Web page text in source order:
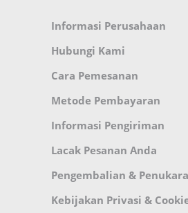
Informasi Perusahaan
Hubungi Kami
Cara Pemesanan
Metode Pembayaran
Informasi Pengiriman
Lacak Pesanan Anda
Pengembalian &
Kebijakan Privasi &